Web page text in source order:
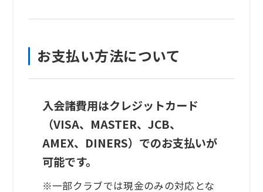
お支払い方法について
入会諸費用はクレジットカード
（VISA、MASTER、JCB、
AMEX、DINERS）でのお支払いが
可能です。
※一部クラブでは現金のみの対応とな
fully
this
the
service.